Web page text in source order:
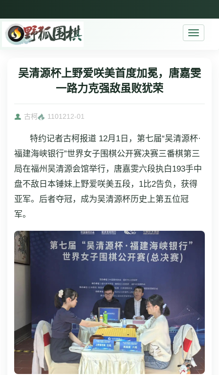
Toggle
吴清源杯上野爱咲美首度加冕，唐嘉雯
一路力克强敌虽败犹荣
古柯 1101212-01
特约记者古柯报道 12月1日，第七届“吴清源杯·
福建海峡银行”世界女子围棋公开赛决赛三番棋第三
局在福州吴清源会馆举行，唐嘉雯六段执白193手中
盘不敌日本锤妹上野爱咲美五段，1比2告负，获得
亚军。后者夺冠，成为吴清源杯历史上第五位冠
军。